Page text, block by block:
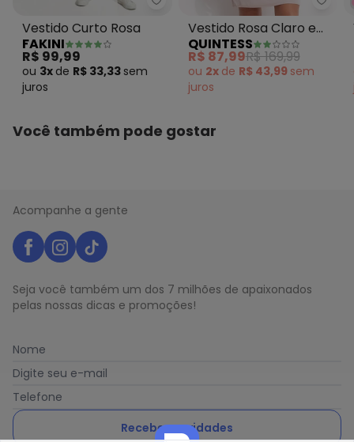
Fakini - Vestido Curto Rosa
Vestido Curto Rosa
FAKINI
R$ 99,99
ou 3x de R$ 33,33 sem
juros
Vestido Rosa Claro em
Crepe Plano Acetinado
QUINTESS
R$ 87,99R$ 169,99
ou 2x de R$ 43,99 sem
juros
Você também pode gostar
Acompanhe a gente
Seja você também um dos 7 milhões de apaixonados
pelas nossas dicas e promoções!
Nome
Digite seu e-mail
Telefone
Receber novidades